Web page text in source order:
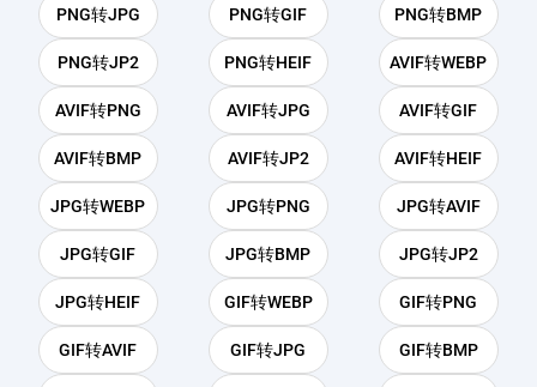
PNG转JPG PNG转GIF PNG转BMP
PNG转JP2 PNG转HEIF AVIF转WEBP
AVIF转PNG AVIF转JPG AVIF转GIF
AVIF转BMP AVIF转JP2 AVIF转HEIF
JPG转WEBP JPG转PNG JPG转AVIF
JPG转GIF JPG转BMP JPG转JP2
JPG转HEIF GIF转WEBP GIF转PNG
GIF转AVIF GIF转JPG GIF转BMP